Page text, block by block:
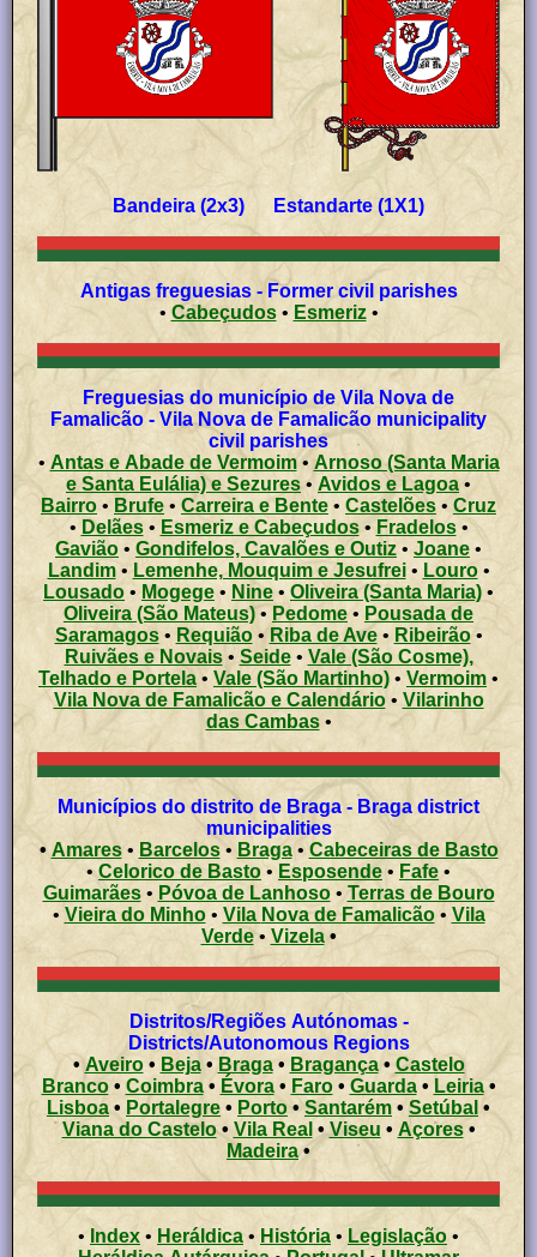
Bandeira (2x3) Estandarte (1X1)
Antigas freguesias - Former civil parishes
• Cabeçudos• Esmeriz•
Freguesias do município de Vila Nova de
Famalicão - Vila Nova de Famalicão municipality
civil parishes
• Antas e Abade de Vermoim• Arnoso (Santa Maria
e Santa Eulália) e Sezures • Avidos e Lagoa •
Bairro • Brufe • Carreira e Bente • Castelões • Cruz
• Delães• Esmeriz e Cabeçudos • Fradelos•
Gavião • Gondifelos, Cavalões e Outiz • Joane •
Landim•Lemenhe, Mouquim e Jesufrei• Louro•
Lousado • Mogege • Nine • Oliveira (Santa Maria) •
Oliveira (São Mateus)• Pedome • Pousada de
Saramagos• Requião• Riba de Ave• Ribeirão•
Ruivães e Novais• Seide• Vale (São Cosme),
Telhado e Portela • Vale (São Martinho) • Vermoim •
Vila Nova de Famalicão e Calendário• Vilarinho
das Cambas•
Municípios do distrito de Braga - Braga district
municipalities
• Amares• Barcelos• Braga• Cabeceiras de Basto
•
Celorico de Basto• Esposende • Fafe •
Guimarães• Póvoa de Lanhoso•
Terras de Bouro
• Vieira do Minho• Vila Nova de Famalicão• Vila
Verde• Vizela•
Distritos/Regiões Autónomas -
Districts/Autonomous Regions
• Aveiro• Beja• Braga• Bragança• Castelo
Branco• Coimbra• Évora• Faro• Guarda• Leiria•
Lisboa• Portalegre • Porto •Santarém • Setúbal •
Viana do Castelo•Vila Real •Viseu • Açores •
Madeira •
• Index • Heráldica • História • Legislação •